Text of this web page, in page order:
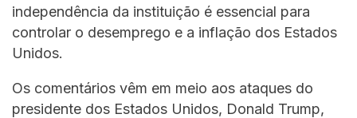
independência da instituição é essencial para
controlar o desemprego e a inflação dos Estados
Unidos.
Os comentários vêm em meio aos ataques do
presidente dos Estados Unidos, Donald Trump,